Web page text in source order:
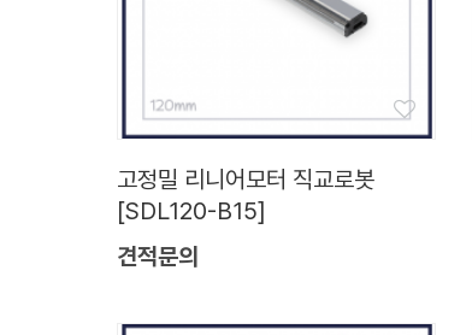
고정밀 리니어모터 직교로봇
[SDL120-B15]
견적문의